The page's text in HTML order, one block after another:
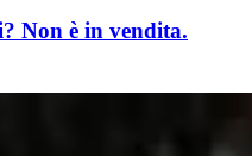
Non è in vendita.